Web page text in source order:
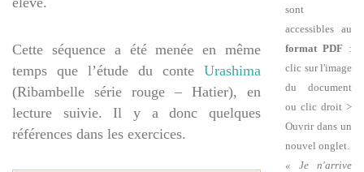
Cette séquence a été menée en même
temps que l’étude du conte Urashima
(Ribambelle série rouge – Hatier), en
lecture suivie. Il y a donc quelques
références dans les exercices.
sont
accessibles au
format PDF :
clic sur l'image
du document
ou clic droit >
Ouvrir dans un
nouvel onglet.
« Je n'arrive